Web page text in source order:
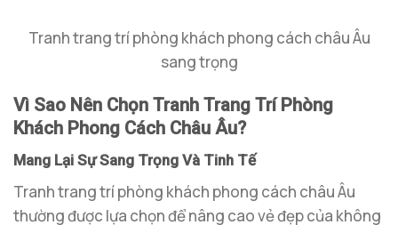
Tranh trang trí phòng khách phong cách châu Âu
sang trọng
Vì Sao Nên Chọn Tranh Trang Trí Phòng
Khách Phong Cách Châu Âu?
Mang Lại Sự Sang Trọng Và Tinh Tế
Tranh trang trí phòng khách phong cách châu Âu
thường được lựa chọn để nâng cao vẻ đẹp của không